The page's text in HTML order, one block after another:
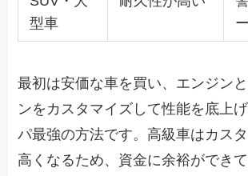
型車
最初は安価な車を買い、エンジン
ンをカスタマイズして性能を底上
パ最強の方法です。高級車はカス
高くなるため、資金に余裕ができ